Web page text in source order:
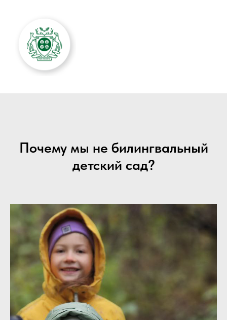
Почему мы не билингвальный
детский сад?